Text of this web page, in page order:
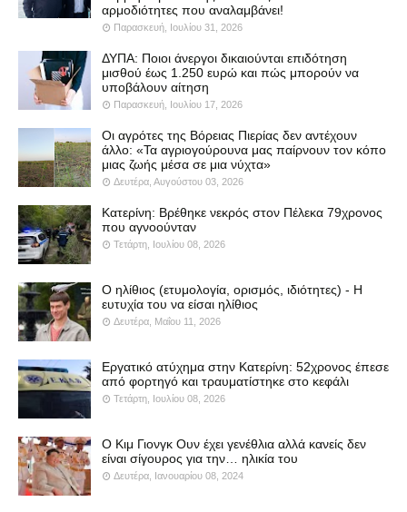
αρμοδιότητες που αναλαμβάνει!
Παρασκευή, Ιουλίου 31, 2026
ΔΥΠΑ: Ποιοι άνεργοι δικαιούνται επιδότηση
μισθού έως 1.250 ευρώ και πώς μπορούν να
υποβάλουν αίτηση
Παρασκευή, Ιουλίου 17, 2026
Οι αγρότες της Βόρειας Πιερίας δεν αντέχουν
άλλο: «Τα αγριογούρουνα μας παίρνουν τον κόπο
μιας ζωής μέσα σε μια νύχτα»
Δευτέρα, Αυγούστου 03, 2026
Κατερίνη: Βρέθηκε νεκρός στον Πέλεκα 79χρονος
που αγνοούνταν
Τετάρτη, Ιουλίου 08, 2026
Ο ηλίθιος (ετυμολογία, ορισμός, ιδιότητες) - Η
ευτυχία του να είσαι ηλίθιος
Δευτέρα, Μαΐου 11, 2026
Εργατικό ατύχημα στην Κατερίνη: 52χρονος έπεσε
από φορτηγό και τραυματίστηκε στο κεφάλι
Τετάρτη, Ιουλίου 08, 2026
Ο Κιμ Γιονγκ Ουν έχει γενέθλια αλλά κανείς δεν
είναι σίγουρος για την… ηλικία του
Δευτέρα, Ιανουαρίου 08, 2024